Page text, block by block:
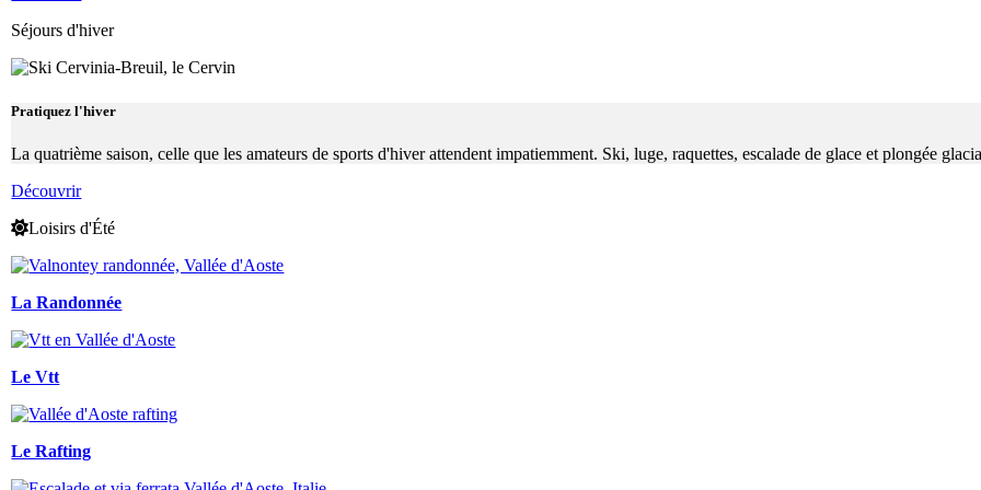
Séjours d'hiver
Pratiquez l'hiver
La quatrième saison, celle que les amateurs de sports d'hiver attendent impatiemment. Ski, luge, raquettes, escalade de glace et plongée
Découvrir
Loisirs d'Été
La Randonnée
Le Vtt
Le Rafting